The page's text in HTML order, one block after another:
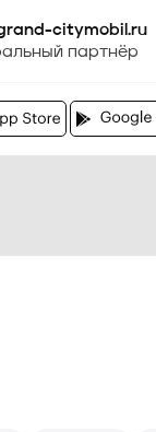
citymobil.ru
партнёр